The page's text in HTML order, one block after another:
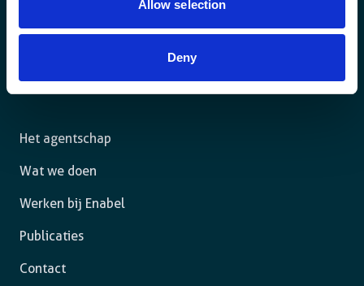
Allow selection
Deny
rechtsstaat leven en de vrijheid hebben om zich ten
volle te ontplooien.
Het agentschap
Wat we doen
Werken bij Enabel
Publicaties
Contact